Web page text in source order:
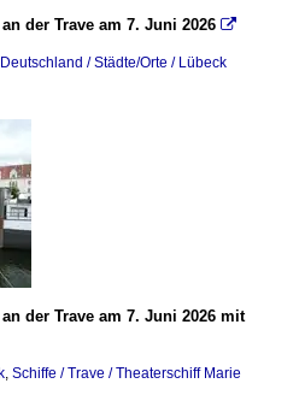
der Trave am 7. Juni 2026 
Deutschland / Städte/Orte / Lübeck
der Trave am 7. Juni 2026 mit
, Schiffe / Trave / Theaterschiff Marie